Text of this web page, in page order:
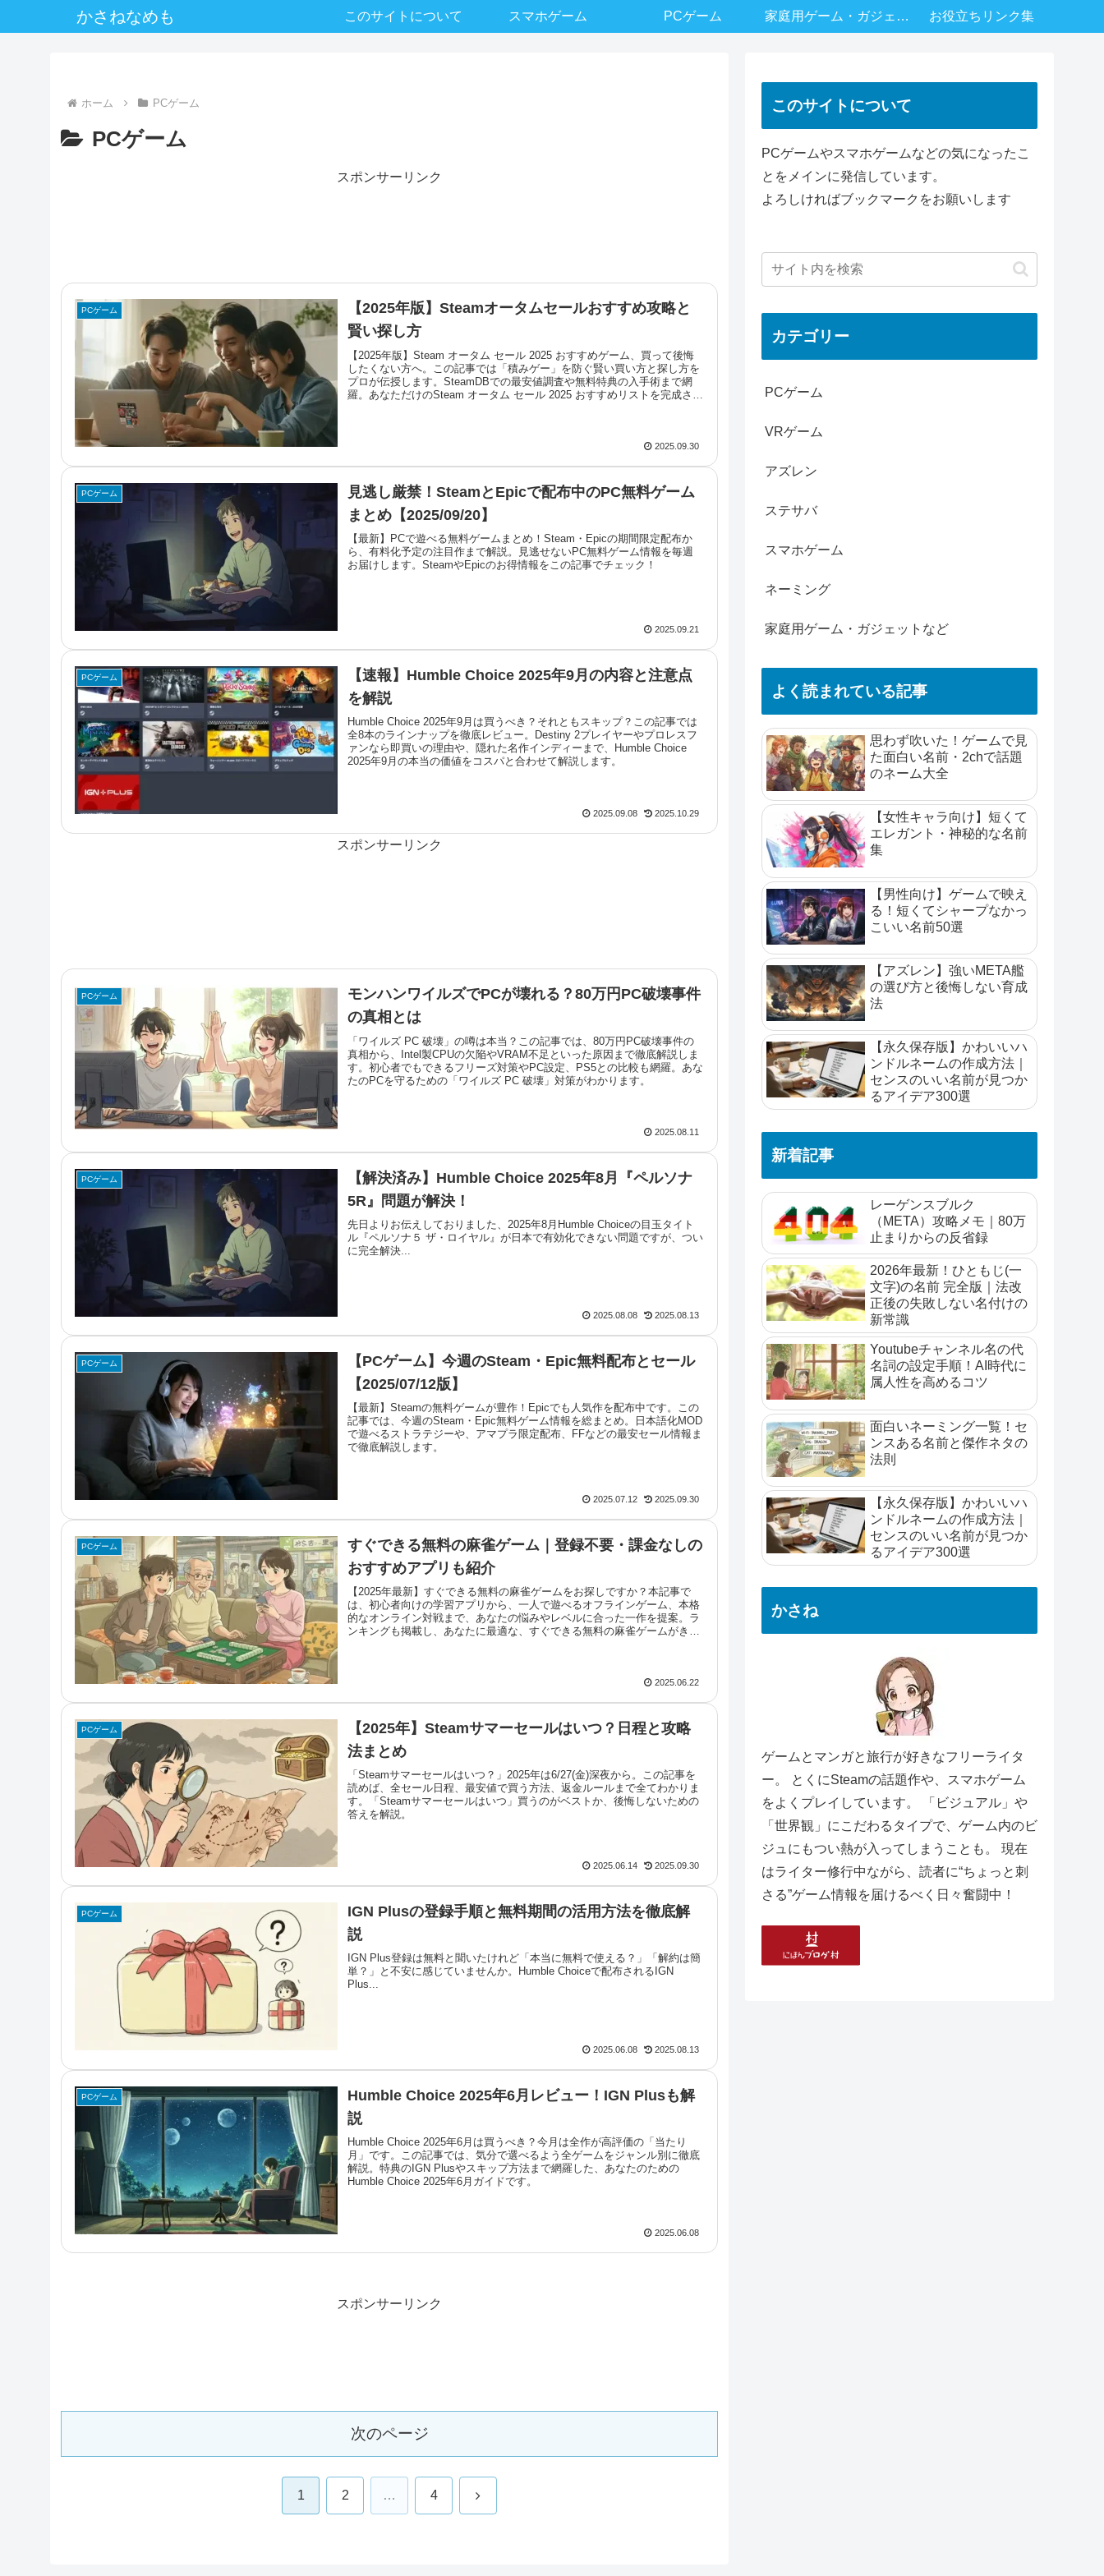
かさねなめも このサイトについて スマホゲーム PCゲーム 家庭用ゲーム・ガジェットなど お役立ちリンク集
ホーム PCゲーム
PCゲーム
スポンサーリンク
PCゲーム
【2025年版】Steamオータムセールおすすめ攻略と
賢い探し方
【2025年版】Steam オータム セール 2025 おすすめゲーム、買って後悔
したくない方へ。この記事では「積みゲー」を防ぐ賢い買い方と探し方を
プロが伝授します。SteamDBでの最安値調査や無料特典の入手術まで網
羅。あなただけのSteam オータム セール 2025 おすすめリストを完成させ
2025.09.30
PCゲーム
見逃し厳禁！SteamとEpicで配布中のPC無料ゲーム
まとめ【2025/09/20】
【最新】PCで遊べる無料ゲームまとめ！Steam・Epicの期間限定配布か
ら、有料化予定の注目作まで解説。見逃せないPC無料ゲーム情報を毎週
お届けします。SteamやEpicのお得情報をこの記事でチェック！
2025.09.21
PCゲーム
【速報】Humble Choice 2025年9月の内容と注意点
を解説
Humble Choice 2025年9月は買うべき？それともスキップ？この記事では
全8本のラインナップを徹底レビュー。Destiny 2プレイヤーやプロレスフ
ァンなら即買いの理由や、隠れた名作インディーまで、Humble Choice
2025年9月の本当の価値をコスパと合わせて解説します。
2025.09.08 2025.10.29
スポンサーリンク
PCゲーム
モンハンワイルズでPCが壊れる？80万円PC破壊事件
の真相とは
「ワイルズ PC 破壊」の噂は本当？この記事では、80万円PC破壊事件の
真相から、Intel製CPUの欠陥やVRAM不足といった原因まで徹底解説しま
す。初心者でもできるフリーズ対策やPC設定、PS5との比較も網羅。あな
たのPCを守るための「ワイルズ PC 破壊」対策がわかります。
2025.08.11
PCゲーム
【解決済み】Humble Choice 2025年8月『ペルソナ
5R』問題が解決！
先日よりお伝えしておりました、2025年8月Humble Choiceの目玉タイト
ル『ペルソナ５ ザ・ロイヤル』が日本で有効化できない問題ですが、つい
に完全解決...
2025.08.08 2025.08.13
PCゲーム
【PCゲーム】今週のSteam・Epic無料配布とセール
【2025/07/12版】
【最新】Steamの無料ゲームが豊作！Epicでも人気作を配布中です。この
記事では、今週のSteam・Epic無料ゲーム情報を総まとめ。日本語化MOD
で遊べるストラテジーや、アマプラ限定配布、FFなどの最安セール情報ま
で徹底解説します。
2025.07.12 2025.09.30
PCゲーム
すぐできる無料の麻雀ゲーム｜登録不要・課金なしの
おすすめアプリも紹介
【2025年最新】すぐできる無料の麻雀ゲームをお探しですか？本記事で
は、初心者向けの学習アプリから、一人で遊べるオフラインゲーム、本格
的なオンライン対戦まで、あなたの悩みやレベルに合った一作を提案。ラ
ンキングも掲載し、あなたに最適な、すぐできる無料の麻雀ゲームがきっ
2025.06.22
PCゲーム
【2025年】Steamサマーセールはいつ？日程と攻略
法まとめ
「Steamサマーセールはいつ？」2025年は6/27(金)深夜から。この記事を
読めば、全セール日程、最安値で買う方法、返金ルールまで全てわかりま
す。「Steamサマーセールはいつ」買うのがベストか、後悔しないための
答えを解説。
2025.06.14 2025.09.30
PCゲーム
IGN Plusの登録手順と無料期間の活用方法を徹底解
説
IGN Plus登録は無料と聞いたけれど「本当に無料で使える？」「解約は簡
単？」と不安に感じていませんか。Humble Choiceで配布されるIGN
Plus...
2025.06.08 2025.08.13
PCゲーム
Humble Choice 2025年6月レビュー！IGN Plusも解
説
Humble Choice 2025年6月は買うべき？今月は全作が高評価の「当たり
月」です。この記事では、気分で選べるよう全ゲームをジャンル別に徹底
解説。特典のIGN Plusやスキップ方法まで網羅した、あなたのための
Humble Choice 2025年6月ガイドです。
2025.06.08
スポンサーリンク
次のページ
1 2 … 4 次
このサイトについて
PCゲームやスマホゲームなどの気になったこ
とをメインに発信しています。
よろしければブックマークをお願いします
カテゴリー
PCゲーム
VRゲーム
アズレン
ステサバ
スマホゲーム
ネーミング
家庭用ゲーム・ガジェットなど
よく読まれている記事
思わず吹いた！ゲームで見
た面白い名前・2chで話題
のネーム大全
【女性キャラ向け】短くて
エレガント・神秘的な名前
集
【男性向け】ゲームで映え
る！短くてシャープなかっ
こいい名前50選
【アズレン】強いMETA艦
の選び方と後悔しない育成
法
【永久保存版】かわいいハ
ンドルネームの作成方法｜
センスのいい名前が見つか
るアイデア300選
新着記事
レーゲンスブルク
（META）攻略メモ｜80万
止まりからの反省録
2026年最新！ひともじ(一
文字)の名前 完全版｜法改
正後の失敗しない名付けの
新常識
Youtubeチャンネル名の代
名詞の設定手順！AI時代に
属人性を高めるコツ
面白いネーミング一覧！セ
ンスある名前と傑作ネタの
法則
【永久保存版】かわいいハ
ンドルネームの作成方法｜
センスのいい名前が見つか
るアイデア300選
かさね
ゲームとマンガと旅行が好きなフリーライタ
ー。 とくにSteamの話題作や、スマホゲーム
をよくプレイしています。 「ビジュアル」や
「世界観」にこだわるタイプで、ゲーム内のビ
ジュにもつい熱が入ってしまうことも。 現在
はライター修行中ながら、読者に“ちょっと刺
さる”ゲーム情報を届けるべく日々奮闘中！